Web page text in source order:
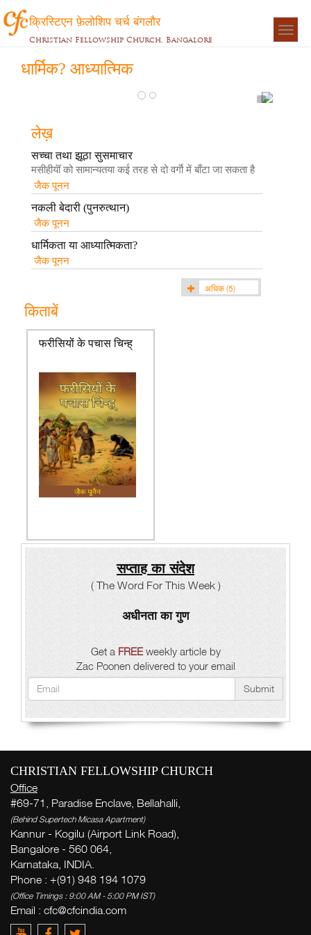
क्रिस्टिएन फ़ेलोशिप चर्च बंगलौर
Christian Fellowship Church, Bangalore
धार्मिक? आध्यात्मिक
लेख़
सच्चा तथा झूठा सुसमाचार
मसीहीयॊं को सामान्यतया कई तरह से दो वर्गॊ में बाँटा जा सकता है
जैक पूनन
नकली बेदारी (पुनरुत्थान)
जैक पूनन
धार्मिकता या आध्यात्मिकता?
जैक पूनन
अधिक (5)
किताबें
फरीसियों के पचास चिन्ह्
सप्ताह का संदेश
( The Word For This Week )
अधीनता का गुण
Get a FREEweekly article by
Zac Poonen delivered to your email
Submit
CHRISTIAN FELLOWSHIP CHURCH
Office
#69-71, Paradise Enclave, Bellahalli,
(Behind Supertech Micasa Apartment)
Kannur - Kogilu (Airport Link Road),
Bangalore - 560 064,
Karnataka, INDIA.
Phone : +(91) 948 194 1079
(Office Timings : 9:00 AM - 5:00 PM IST)
Email : cfc@cfcindia.com